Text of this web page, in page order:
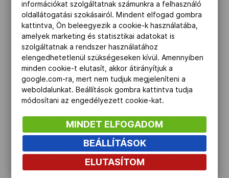
gémben Timi újra elnyerte ellenfele
adogatását, majd 40-40 után hozta
sajátját, így bejutott a legjobb négy közé.
„Nehéz volt a mai nap nagyon...Az elmúlt
napokhoz képest sokkal melegebb volt,
szelesebb is. Így nem éreztem az első
másodikban a ritmusra, így meg tudtam
fordítani a meccset. Jöhet végre egy
elődöntő, boldog vagyok!” – nyilatkozta
információkat szolgáltatnak számunkra a felhasználó
oldallátogatási szokásairól. Mindent elfogad gombra
kattintva, Ön beleegyezik a cookie-k használatába,
amelyek marketing és statisztikai adatokat is
szolgáltatnak a rendszer használatához
elengedhetetlenül szükségeseken kívül. Amennyiben
minden cookie-t elutasít, akkor átirányítjuk a
google.com-ra, mert nem tudjuk megjeleníteni a
weboldalunkat. Beállítások gombra kattintva tudja
módosítani az engedélyezett cookie-kat.
MINDET ELFOGADOM
BEÁLLÍTÁSOK
ELUTASÍTOM